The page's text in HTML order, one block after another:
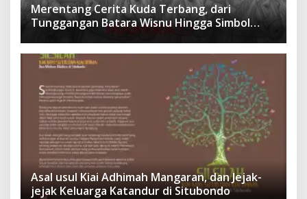
Merentang Cerita Kuda Terbang, dari
Tunggangan Batara Wisnu Hingga Simbol
Asal usul Kiai Adhimah Mangaran, dan Jejak-
jejak Keluarga Katandur di Situbondo